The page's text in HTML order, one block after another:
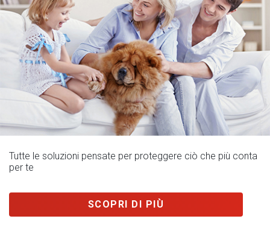
Tutte le soluzioni pensate per proteggere ciò che più conta
per te
SCOPRI DI PIÙ